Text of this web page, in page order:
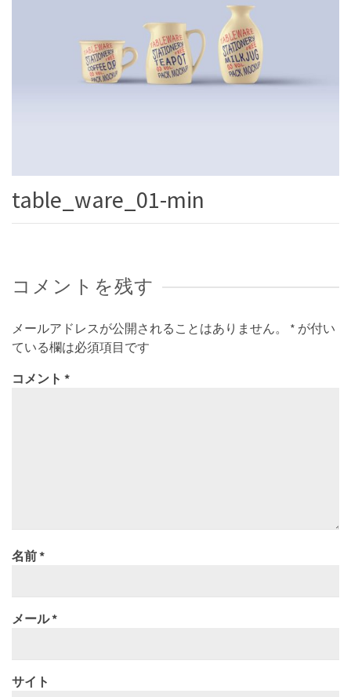
table_ware_01-min
コメントを残す
メールアドレスが公開されることはありません。 * が付い
ている欄は必須項目です
コメント *
名前*
メール*
サイト